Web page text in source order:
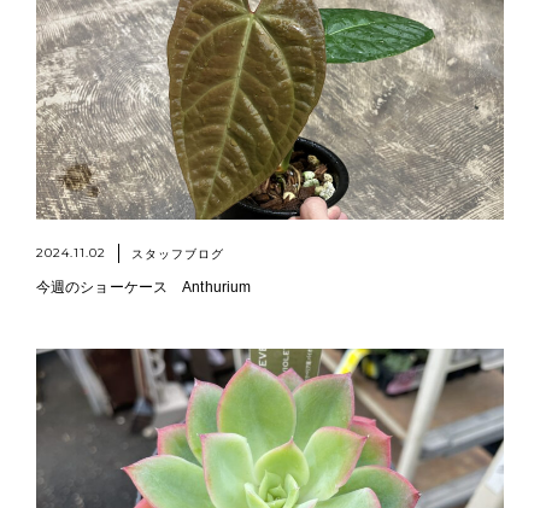
2024.11.02 スタッフブログ
今週のショーケース Anthurium